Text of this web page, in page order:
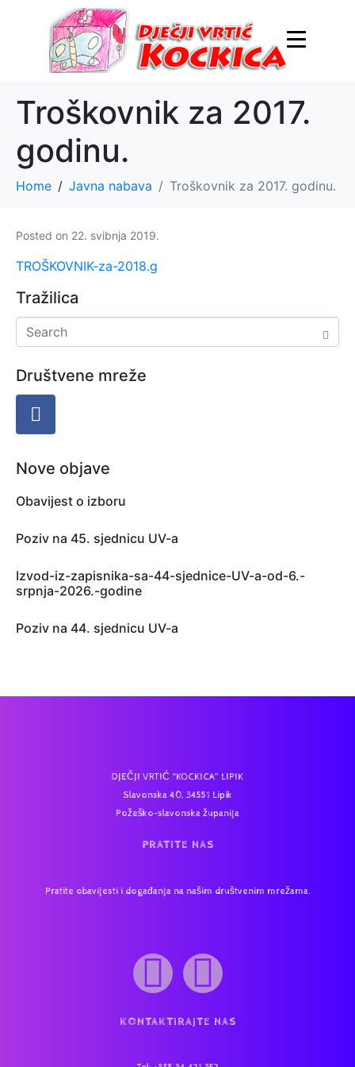
Troškovnik za 2017.
godinu.
Home Javna nabava Troškovnik za 2017. godinu.
Posted on 22. svibnja 2019.
TROŠKOVNIK-za-2018.g
Tražilica
Društvene mreže
Nove objave
Obavijest o izboru
Poziv na 45. sjednicu UV-a
Izvod-iz-zapisnika-sa-44-sjednice-UV-a-od-6.-
srpnja-2026.-godine
Poziv na 44. sjednicu UV-a
DJEČJI VRTIĆ “KOCKICA” LIPIK
Slavonska 40, 34551 Lipik
Požeško-slavonska županija
PRATITE NAS
Pratite obavijesti i događanja na našim društvenim mrežama.
KONTAKTIRAJTE NAS